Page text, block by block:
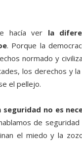
hacía ver la
. Porque la
normado y
los derechos y la
el pellejo.
seguridad no es
de
el miedo y la